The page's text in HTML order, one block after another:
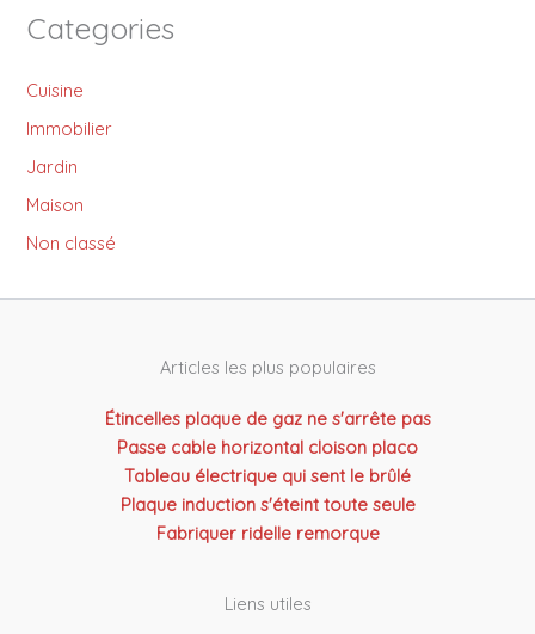
Categories
Cuisine
Immobilier
Jardin
Maison
Non classé
Articles les plus populaires
Étincelles plaque de gaz ne s'arrête pas
Passe cable horizontal cloison placo
Tableau électrique qui sent le brûlé
Plaque induction s'éteint toute seule
Fabriquer ridelle remorque
Liens utiles